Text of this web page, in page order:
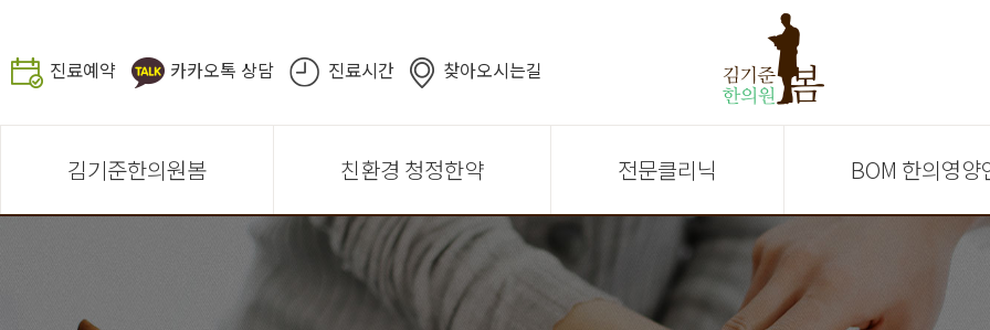
진료예약 카카오톡 상담 진료시간 찾아오시는길
김기준한의원봄 친환경 청정한약 전문클리닉 BOM 한의영양